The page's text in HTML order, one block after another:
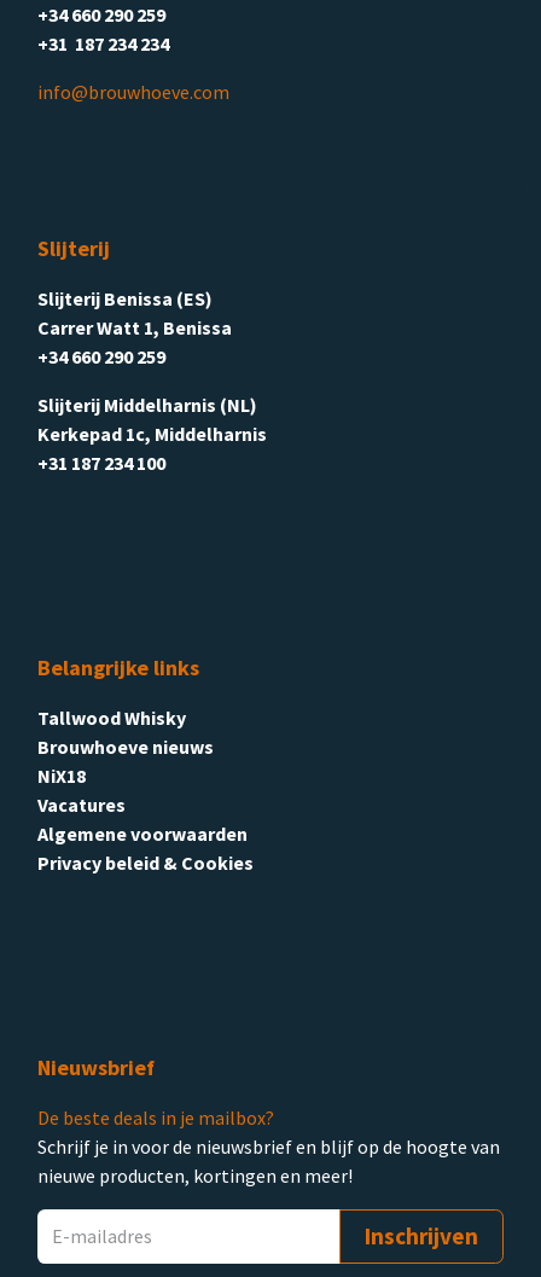
+34 660 290 259
+31 187 234 234
info@brouwhoeve.com
Slijterij
Slijterij Benissa (ES)
Carrer Watt 1, Benissa
+34 660 290 259
Slijterij Middelharnis (NL)
Kerkepad 1c, Middelharnis
+31 187 234 100
Belangrijke links
Tallwood Whisky
Brouwhoeve nieuws
NiX18
Vacatures
Algemene voorwaarden
Privacy beleid & Cookies
Nieuwsbrief
De beste deals in je mailbox?
Schrijf je in voor de nieuwsbrief en blijf op de hoogte van
nieuwe producten, kortingen en meer!
Inschrijven